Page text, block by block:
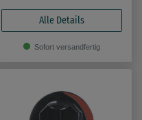
Alle Details
Sofort versandfertig